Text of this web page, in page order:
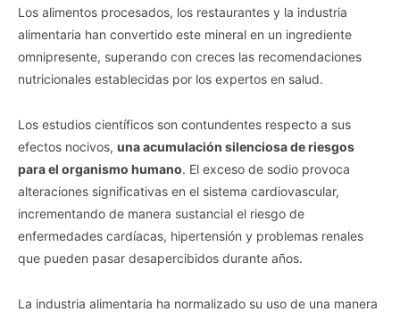
Los alimentos procesados, los restaurantes y la industria
alimentaria han convertido este mineral en un ingrediente
omnipresente, superando con creces las recomendaciones
nutricionales establecidas por los expertos en salud.
Los estudios científicos son contundentes respecto a sus
efectos nocivos, una acumulación silenciosa de riesgos
para el organismo humano. El exceso de sodio provoca
alteraciones significativas en el sistema cardiovascular,
incrementando de manera sustancial el riesgo de
enfermedades cardíacas, hipertensión y problemas renales
que pueden pasar desapercibidos durante años.
La industria alimentaria ha normalizado su uso de una manera